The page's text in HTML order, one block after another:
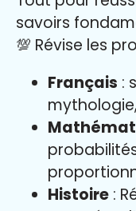
savoirs
💯 Révise les
Français :
Histoire :